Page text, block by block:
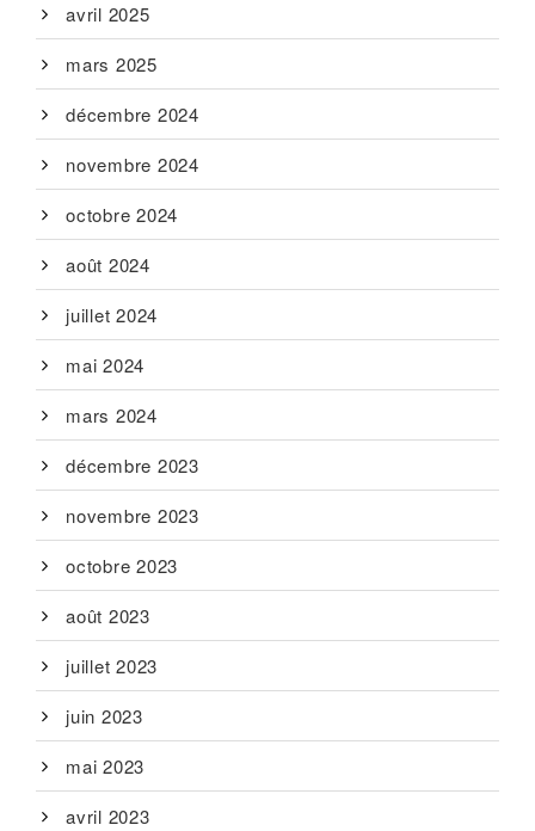
avril 2025
mars 2025
décembre 2024
novembre 2024
octobre 2024
août 2024
juillet 2024
mai 2024
mars 2024
décembre 2023
novembre 2023
octobre 2023
août 2023
juillet 2023
juin 2023
mai 2023
avril 2023